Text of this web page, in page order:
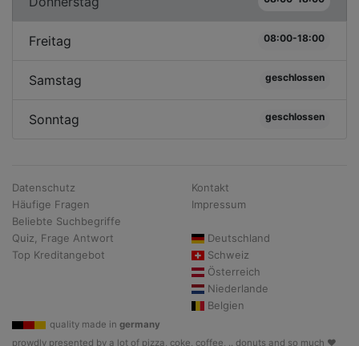
Freitag 08:00-18:00
Samstag geschlossen
Sonntag geschlossen
Datenschutz
Häufige Fragen
Beliebte Suchbegriffe
Quiz, Frage Antwort
Top Kreditangebot
Kontakt
Impressum
Deutschland
Schweiz
Österreich
Niederlande
Belgien
quality made in germany
prowdly presented by a lot of pizza, coke, coffee, .. donuts and so much ♥